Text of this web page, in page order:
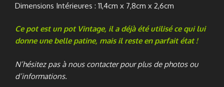
Dimensions Intérieures : 11,4cm x 7,8cm x 2,6cm
Ce pot est un pot Vintage, il a déjà été utilisé ce qui lui
donne une belle patine, mais il reste en parfait état !
N’hésitez pas à nous contacter pour plus de photos ou
d’informations.